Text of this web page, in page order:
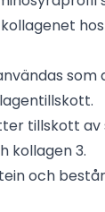
tillskott av
kollagen 3.
och